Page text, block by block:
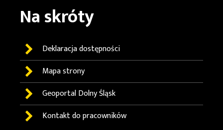
Na skróty
Deklaracja dostępności
Mapa strony
GeoportalDolny Śląsk
Kontakt do pracowników